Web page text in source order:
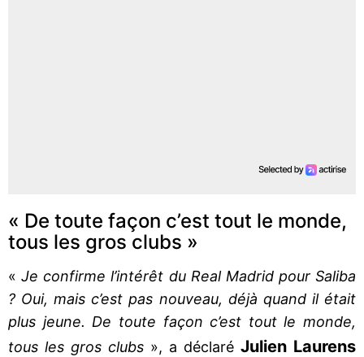
« De toute façon c’est tout le monde,
tous les gros clubs »
«Je confirme l’intérêt du Real Madrid pour Saliba
? Oui, mais c’est pas nouveau, déjà quand il était
plus jeune. De toute façon c’est tout le monde,
tous les gros clubs », a déclaré Julien Laurens